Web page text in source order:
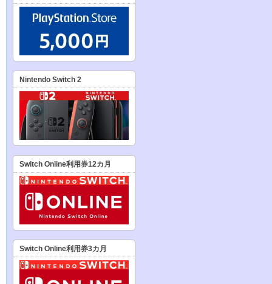
Nintendo Switch 2
Switch Online利用券12カ月
Switch Online利用券3カ月